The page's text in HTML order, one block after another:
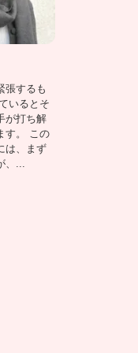
張するも
いるとそ
が打ち解
す。 この
は、まず
...